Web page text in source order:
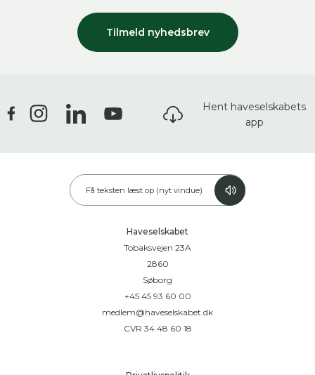
Tilmeld nyhedsbrev
Hent haveselskabets
app
Få teksten læst op (nyt vindue)
Haveselskabet
Tobaksvejen 23A
2860
Søborg
+45 45 93 60 00
medlem@haveselskabet.dk
CVR 34 48 60 18